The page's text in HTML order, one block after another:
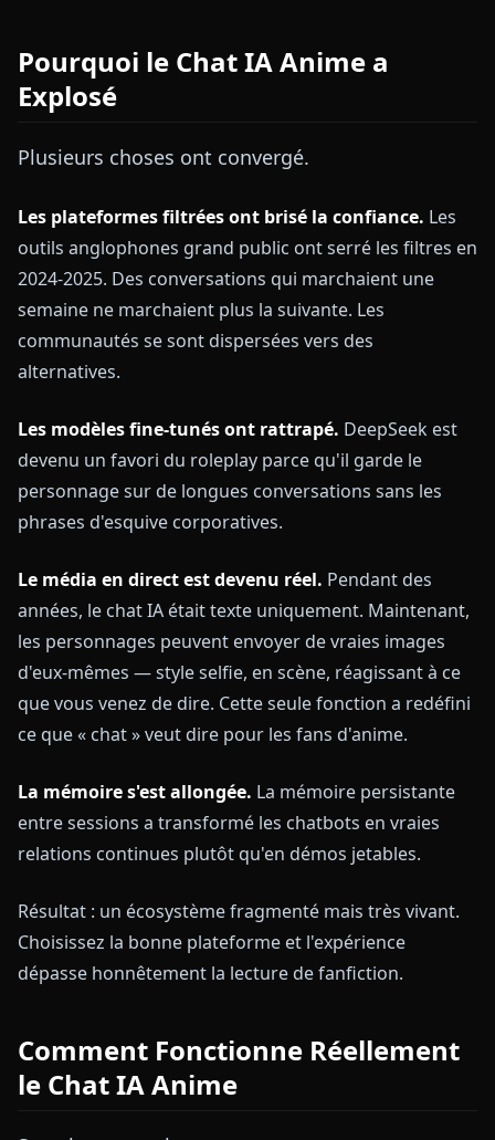
Pourquoi le Chat IA Anime a
Explosé
Plusieurs choses ont convergé.
Les plateformes filtrées ont brisé la confiance. Les
outils anglophones grand public ont serré les filtres en
2024-2025. Des conversations qui marchaient une
semaine ne marchaient plus la suivante. Les
communautés se sont dispersées vers des
alternatives.
Les modèles fine-tunés ont rattrapé. DeepSeek est
devenu un favori du roleplay parce qu'il garde le
personnage sur de longues conversations sans les
phrases d'esquive corporatives.
Le média en direct est devenu réel. Pendant des
années, le chat IA était texte uniquement. Maintenant,
les personnages peuvent envoyer de vraies images
d'eux-mêmes — style selfie, en scène, réagissant à ce
que vous venez de dire. Cette seule fonction a redéfini
ce que « chat » veut dire pour les fans d'anime.
La mémoire s'est allongée. La mémoire persistante
entre sessions a transformé les chatbots en vraies
relations continues plutôt qu'en démos jetables.
Résultat : un écosystème fragmenté mais très vivant.
Choisissez la bonne plateforme et l'expérience
dépasse honnêtement la lecture de fanfiction.
Comment Fonctionne Réellement
le Chat IA Anime